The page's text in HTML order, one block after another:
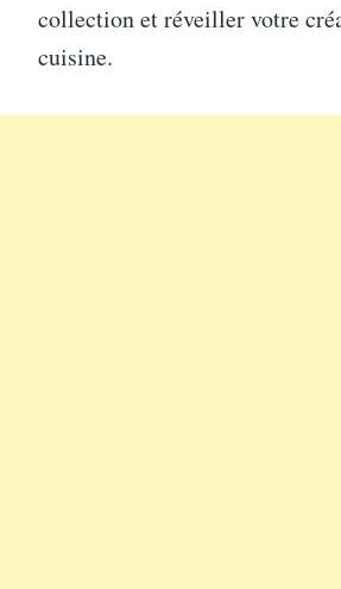
collection et réveiller votre
cuisine.